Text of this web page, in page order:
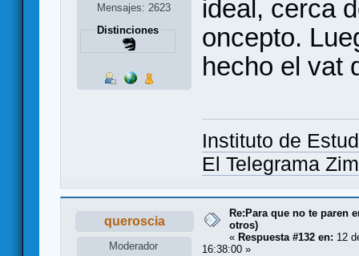
Mensajes: 2623
Distinciones
ideal, cerca
oncepto.
hecho el vat
Instituto de
El Telegrama
queroscia
Moderador
Re:Para que no te paren
otros)
« Respuesta #132 en: 12
16:38:00 »